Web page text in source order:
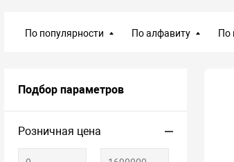
бронирования
По популярности По алфавиту По
Подбор параметров
Розничная цена